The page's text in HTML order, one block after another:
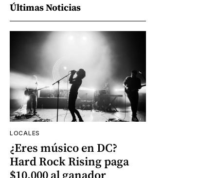
Últimas Noticias
LOCALES
¿Eres músico en DC?
Hard Rock Rising paga